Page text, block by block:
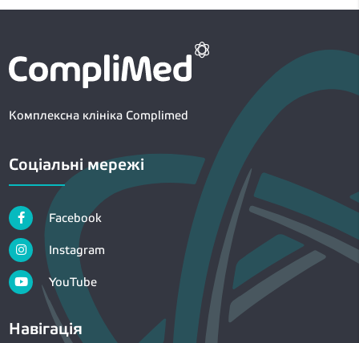
Комплексна клініка Complimed
Соціальні мережі
Facebook
Instagram
YouTube
Навігація